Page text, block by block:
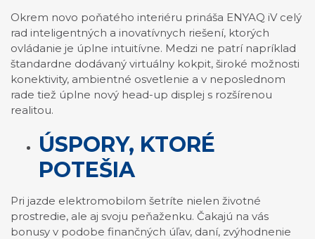
Okrem novo poňatého interiéru prináša ENYAQ iV celý
rad inteligentných a inovatívnych riešení, ktorých
ovládanie je úplne intuitívne. Medzi ne patrí napríklad
štandardne dodávaný virtuálny kokpit, široké možnosti
konektivity, ambientné osvetlenie a v neposlednom
rade tiež úplne nový head-up displej s rozšírenou
realitou.
ÚSPORY, KTORÉ
POTEŠIA
Pri jazde elektromobilom šetríte nielen životné
prostredie, ale aj svoju peňaženku. Čakajú na vás
bonusy v podobe finančných úľav, daní, zvýhodnenie